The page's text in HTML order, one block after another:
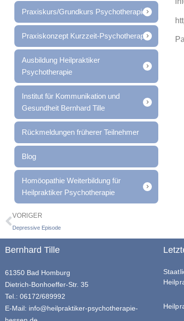
Praxiskurs/Grundkurs Psychotherapie
Praxiskonzept Kurzzeit-Psychotherapie
Ausbildung Heilpraktiker
Psychotherapie
Institut für Kommunikation und
Gesundheit Bernhard Tille
Rückmeldungen früherer Teilnehmer
Blog
Homöopathie Weiterbildung für
Heilpraktiker Psychotherapie
VORIGER
Depressive Episode
Bernhard Tille
61350 Bad Homburg
Dietrich-Bonhoeffer-Str. 35
Tel.: 06172/689992
E-Mail: info@heilpraktiker-psychotherapie-